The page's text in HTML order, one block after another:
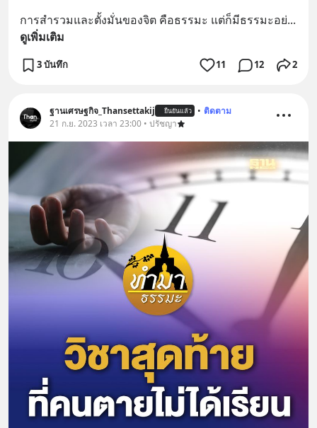
การสำรวมและตั้งมั่นของจิต คือธรรมะ แต่ก็มีธรรมะอย่
ดูเพิ่มเติม
3 บันทึก 11 12 2
ฐานเศรษฐกิจ_Thansettakij ยืนยันแล้ว • ติดตาม
21 ก.ย. 2023 เวลา 23:00 • ปรัชญา